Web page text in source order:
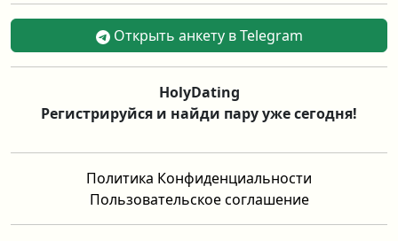
Открыть анкету в Telegram
Политика Конфиденциальности
Пользовательское соглашение
HolyDating
Регистрируйся и найди пару уже сегодня!